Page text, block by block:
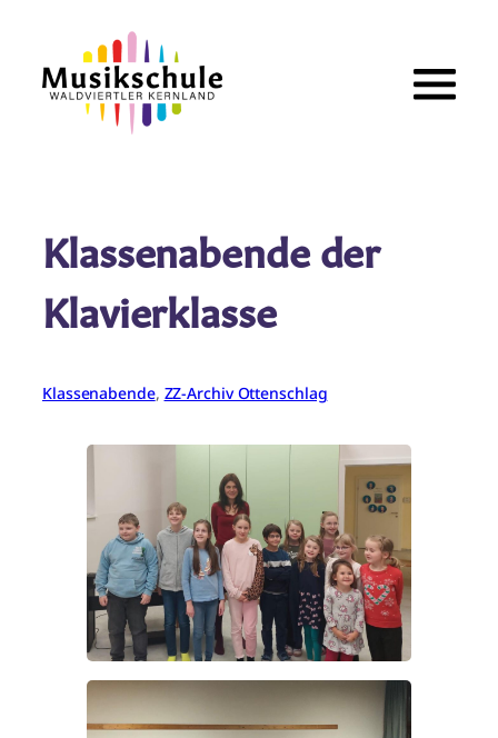
springen
Klassenabende der
Klavierklasse
Klassenabende, ZZ-Archiv Ottenschlag